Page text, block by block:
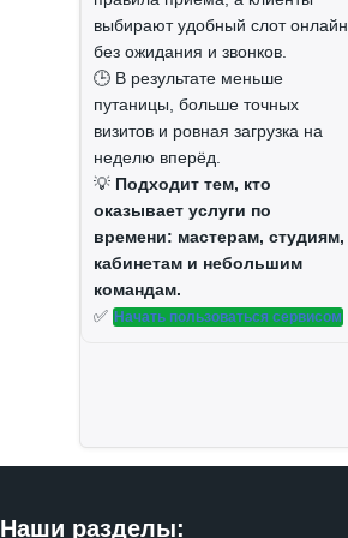
выбирают удобный слот онлайн,
без ожидания и звонков.
🕒 В результате меньше
путаницы, больше точных
визитов и ровная загрузка на
неделю вперёд.
💡 Подходит тем, кто
оказывает услуги по
времени: мастерам, студиям,
кабинетам и небольшим
командам.
✅ Начать пользоваться сервисом
Наши разделы: